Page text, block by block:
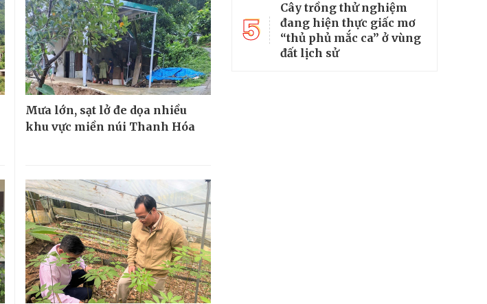
Mưa lớn, sạt lở đe dọa nhiều
khu vực miền núi Thanh Hóa
5
Cây trồng thử nghiệm
đang hiện thực giấc mơ
“thủ phủ mắc ca” ở vùng
đất lịch sử